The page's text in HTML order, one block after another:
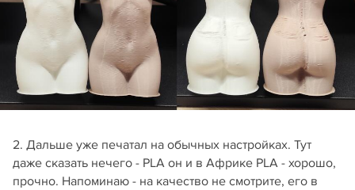
2. Дальше уже печатал на обычных настройках. Тут
даже сказать нечего - PLA он и в Африке PLA - хорошо,
прочно. Напоминаю - на качество не смотрите, его в